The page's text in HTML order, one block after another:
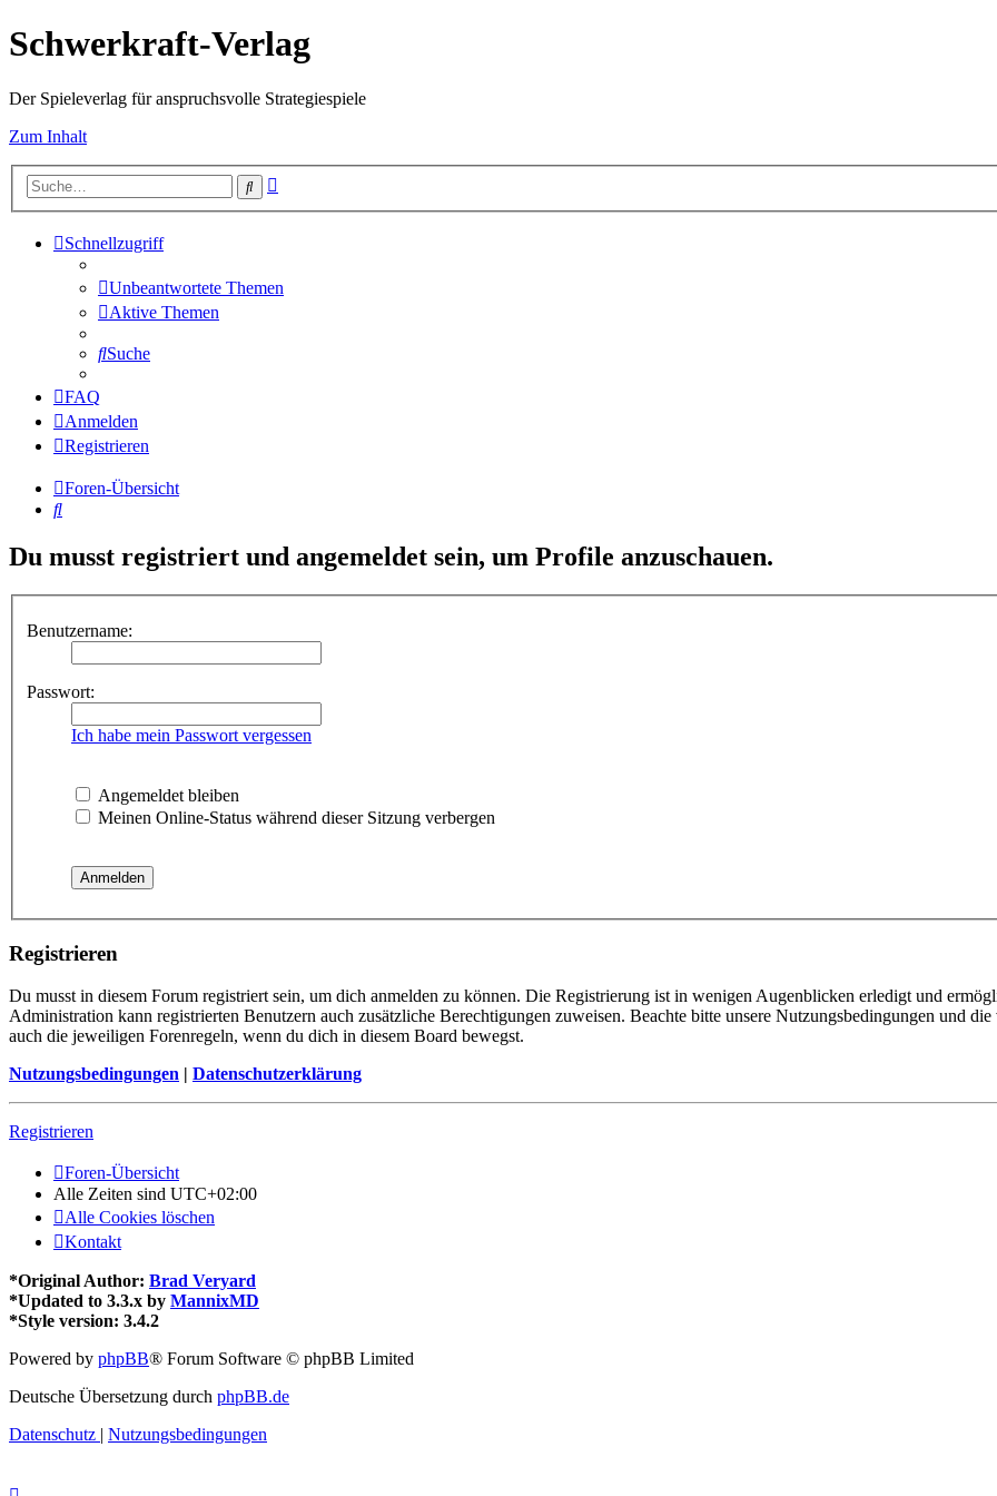
Schwerkraft-Verlag
Der Spieleverlag für anspruchsvolle Strategiespiele
Zum Inhalt
Suche
Schnellzugriff
Unbeantwortete Themen
Aktive Themen
Suche
FAQ
Anmelden
Registrieren
Foren-Übersicht
Suche
Du musst registriert und angemeldet sein, um Profile anzuschauen.
Benutzername:
Passwort:
Ich habe mein Passwort vergessen
Angemeldet bleiben
Meinen Online-Status während dieser Sitzung verbergen
Registrieren
Du musst in diesem Forum registriert sein, um dich anmelden zu können. Die Registrierung ist in wenigen Augenblicken erledigt und
Administration kann registrierten Benutzern auch zusätzliche Berechtigungen zuweisen. Beachte bitte unsere Nutzungsbedingungen und
auch die jeweiligen Forenregeln, wenn du dich in diesem Board bewegst.
Nutzungsbedingungen | Datenschutzerklärung
Registrieren
Foren-Übersicht
Alle Zeiten sind UTC+02:00
Alle Cookies löschen
Kontakt
*Original Author: Brad Veryard
*Updated to 3.3.x by MannixMD
*Style version: 3.4.2
Powered by phpBB® Forum Software © phpBB Limited
Deutsche Übersetzung durch phpBB.de
Datenschutz | Nutzungsbedingungen